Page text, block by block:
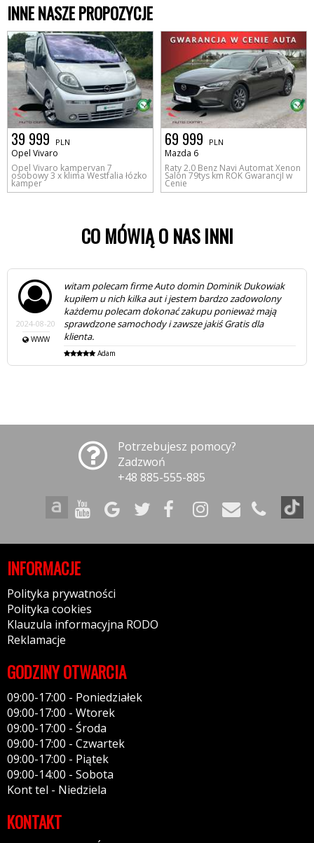
INNE NASZE PROPOZYCJE
39 999 PLN
Opel Vivaro
Opel Vivaro kampervan 7
osobowy 3 x klima Westfalia łózko
kamper
69 999 PLN
Mazda 6
Raty 2.0 Benz Navi Automat Xenon
Salon 79tys km ROK GwarancjI w
Cenie
CO MÓWIĄ O NAS INNI
2024-08-01
Polecam komis Auto-domin jest to firma rzetelna
samochody sprawdzone. Samochody posiadają
pisemną gwarancje przebiegu oraz każde auto można
sprawdzić na stacji kontroli pojazdów. Przegląd przed
zakupowy komis oferuje w cenie auta. Na pewno do
was wrócę po następne pozdrawiam Marian
MARIAN
Potrzebujesz pomocy?
Zadzwoń
+48 885-555-885
INFORMACJE
Polityka prywatności
Polityka cookies
Klauzula informacyjna RODO
Reklamacje
GODZINY OTWARCIA
09:00-17:00 - Poniedziałek
09:00-17:00 - Wtorek
09:00-17:00 - Środa
09:00-17:00 - Czwartek
09:00-17:00 - Piątek
09:00-14:00 - Sobota
Kont tel - Niedziela
KONTAKT